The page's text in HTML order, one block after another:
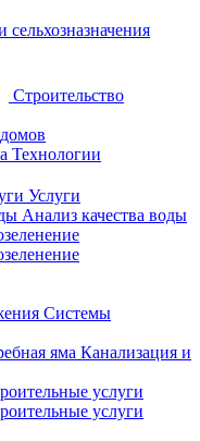
сельхозназначения
Строительство
Технологии
Услуги
Анализ качества воды
Системы
яма Канализация и
услуги
услуги